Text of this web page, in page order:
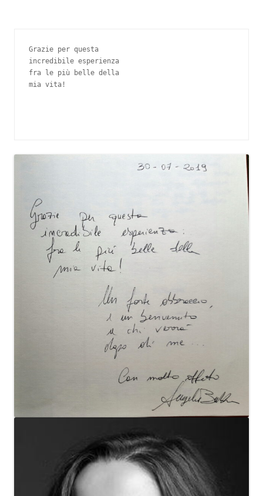
Grazie per questa
incredibile esperienza
fra le più belle della
mia vita!